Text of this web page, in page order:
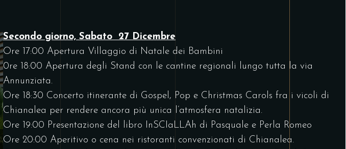
Secondo giorno, Sabato 27 Dicembre
Ore 17:00 Apertura Villaggio di Natale dei Bambini
0re 18:00 Apertura degli Stand con le cantine regionali lungo tutta la via
Annunziata.
Ore 18:30 Concerto itinerante di Gospel, Pop e Christmas Carols fra i vicoli di
Chianalea per rendere ancora più unica l’atmosfera natalizia.
Ore 19:00 Presentazione del libro InSCIaLLAh di Pasquale e Perla Romeo
Ore 20:00 Aperitivo o cena nei ristoranti convenzionati di Chianalea.